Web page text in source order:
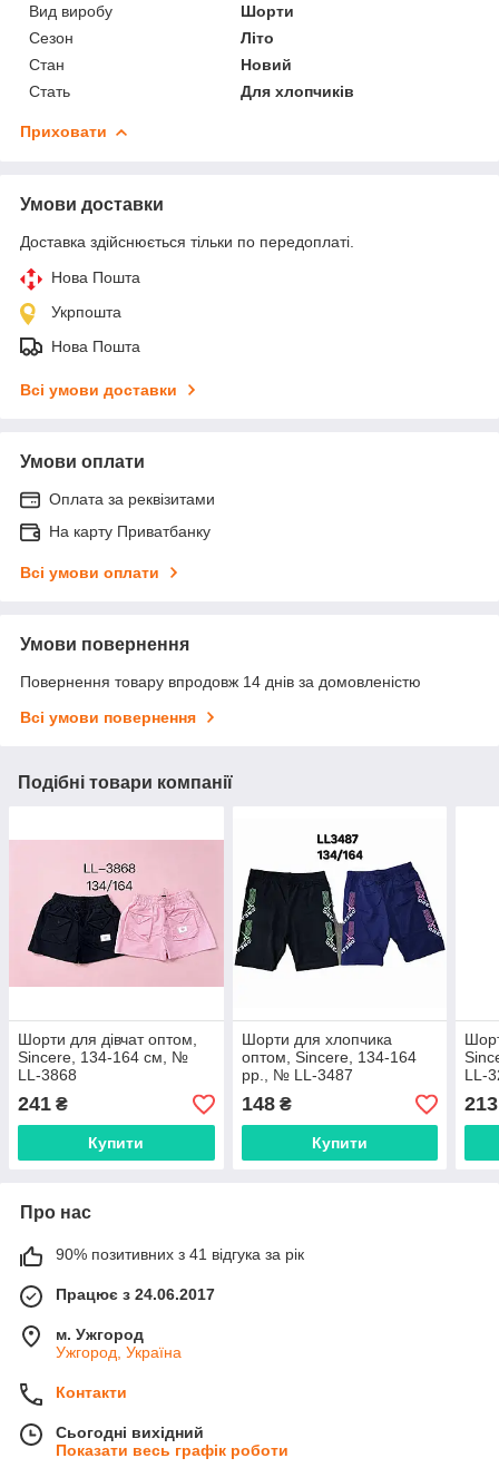
Вид виробу
Шорти
Сезон
Літо
Стан
Новий
Стать
Для хлопчиків
Приховати
Умови доставки
Доставка здійснюється тільки по передоплаті.
Нова Пошта
Укрпошта
Нова Пошта
Всі умови доставки
Умови оплати
Оплата за реквізитами
На карту Приватбанку
Всі умови оплати
Умови повернення
Повернення товару впродовж 14 днів за домовленістю
Всі умови повернення
Подібні товари компанії
Шорти для дівчат оптом,
Sincere, 134-164 см, №
LL-3868
241 ₴
Купити
Шорти для хлопчика
оптом, Sincere, 134-164
рр., № LL-3487
148₴
Купити
LL-
213
Про нас
90% позитивних з 41 відгука за рік
Працює з 24.06.2017
м. Ужгород
Ужгород, Україна
Контакти
Сьогодні вихідний
Показати весь графік роботи